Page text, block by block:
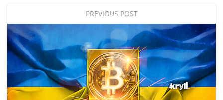
PREVIOUS POST